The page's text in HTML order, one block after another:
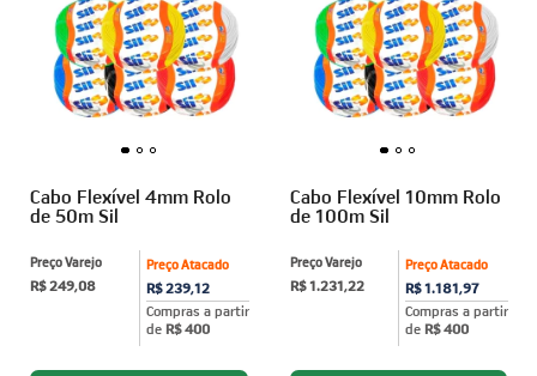
Cabo Flexível 4mm Rolo
de 50m Sil
Preço Atacado
R$ 239,12
Compras a partir
de R$ 400
Preço Varejo
R$ 249,08
Cabo Flexível 10mm Rolo
de 100m Sil
Preço Atacado
R$ 1.181,97
Compras a partir
de R$ 400
Preço Varejo
R$ 1.231,22